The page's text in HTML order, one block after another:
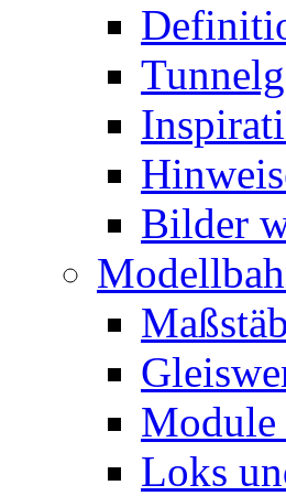
Bilder
Module
Loks